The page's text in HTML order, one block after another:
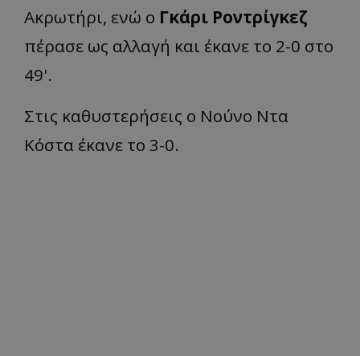
Ακρωτήρι, ενώ ο Γκάρι Ροντρίγκεζ
πέρασε ως αλλαγή και έκανε το 2-0 στο
49'.
Στις καθυστερήσεις ο Νούνο Ντα
Κόστα έκανε το 3-0.